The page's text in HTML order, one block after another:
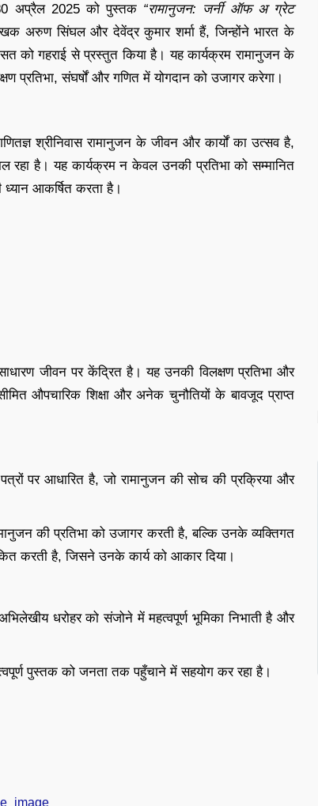
अप्रैल 2025 को पुस्तक “रामानुजन: जर्नी ऑफ अ ग्रेट
अरुण सिंघल और देवेंद्र कुमार शर्मा हैं, जिन्होंने भारत के
को गहराई से प्रस्तुत किया है। यह कार्यक्रम रामानुजन के
प्रतिभा, संघर्षों और गणित में योगदान को उजागर करेगा।
श्रीनिवास रामानुजन के जीवन और कार्यों का उत्सव है,
रहा है। यह कार्यक्रम न केवल उनकी प्रतिभा को सम्मानित
आकर्षित करता है।
जीवन पर केंद्रित है। यह उनकी विलक्षण प्रतिभा और
औपचारिक शिक्षा और अनेक चुनौतियों के बावजूद प्राप्त
पर आधारित है, जो रामानुजन की सोच की प्रक्रिया और
की प्रतिभा को उजागर करती है, बल्कि उनके व्यक्तिगत
करती है, जिसने उनके कार्य को आकार दिया।
धरोहर को संजोने में महत्वपूर्ण भूमिका निभाती है और
पुस्तक को जनता तक पहुँचाने में सहयोग कर रहा है।